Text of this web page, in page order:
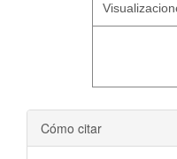
Cómo citar